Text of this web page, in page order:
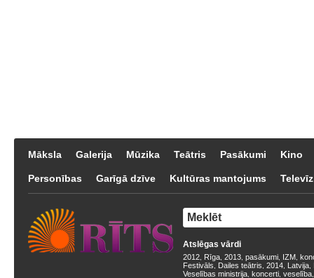
Māksla Galerija Mūzika Teātris Pasākumi Kino
Personības Garīgā dzīve Kultūras mantojums
Atslēgas vārdi
2012 Rīga 2013 pasākumi IZM
Festivāls
Dailes teātris 2014 Latvija
Veselības ministrija koncerti veselība